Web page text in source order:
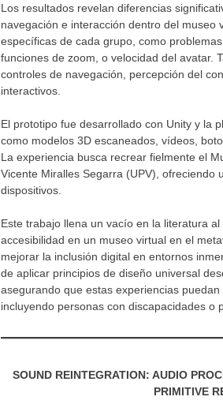
Los resultados revelan diferencias
navegación e interacción dentro del museo
específicas de cada grupo, como
funciones de zoom, o velocidad del avatar.
controles de navegación, percepción del
interactivos.
El prototipo fue desarrollado con Unity y la
como modelos 3D escaneados, vídeos,
La experiencia busca recrear fielmente el
Vicente Miralles Segarra (UPV), ofreciendo
dispositivos.
Este trabajo llena un vacío en la literatura
accesibilidad en un museo virtual en el
mejorar la inclusión digital en entornos
de aplicar principios de diseño universal
asegurando que estas experiencias
incluyendo personas con discapacidades o
SOUND REINTEGRATION: AUDIO
PRIMITIVE